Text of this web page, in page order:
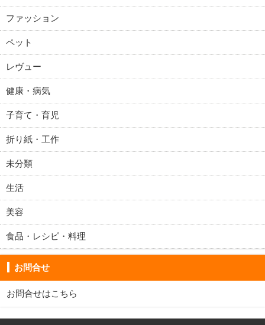
ファッション
ペット
レヴュー
健康・病気
子育て・育児
折り紙・工作
未分類
生活
美容
食品・レシピ・料理
お問合せ
お問合せはこちら